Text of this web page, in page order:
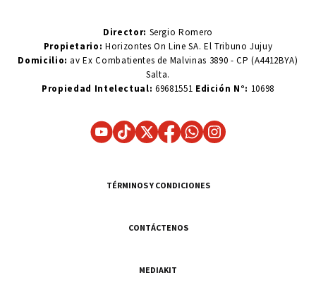
Director: Sergio Romero
Propietario:Horizontes On Line SA. El Tribuno Jujuy
Domicilio: av Ex Combatientes de Malvinas 3890 - CP (A4412BYA)
Salta.
Propiedad Intelectual: 69681551 Edición N°: 10698
TÉRMINOS Y CONDICIONES
CONTÁCTENOS
MEDIAKIT